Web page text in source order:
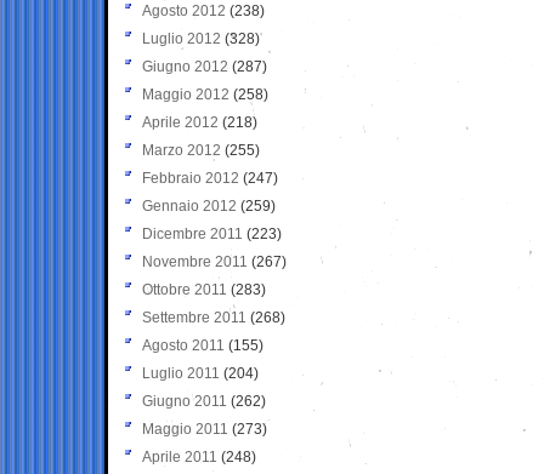
Agosto 2012 (238)
Luglio 2012 (328)
Giugno 2012 (287)
Maggio 2012 (258)
Aprile 2012 (218)
Marzo 2012 (255)
Febbraio 2012 (247)
Gennaio 2012 (259)
Dicembre 2011 (223)
Novembre 2011 (267)
Ottobre 2011 (283)
Settembre 2011 (268)
Agosto 2011 (155)
Luglio 2011 (204)
Giugno 2011 (262)
Maggio 2011 (273)
Aprile 2011 (248)